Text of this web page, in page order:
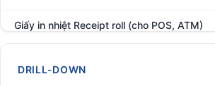
Giấy in nhiệt Receipt roll (cho POS, ATM)
DRILL-DOWN